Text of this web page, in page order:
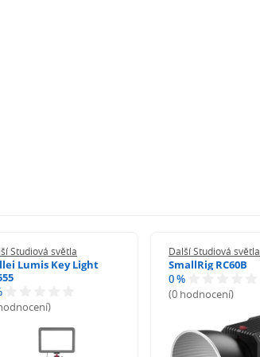
Studiová světla
Lumis Key Light
Další Studiová světla
SmallRig RC60B
0 %
(0 hodnocení)